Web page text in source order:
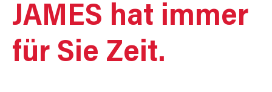
JAMES hat immer
für Sie Zeit.